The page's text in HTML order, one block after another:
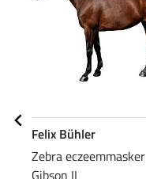
Felix Bühler
Zebra eczeemmasker
Gibson II